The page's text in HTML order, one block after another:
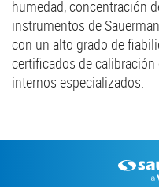
humedad, concentración
instrumentos de
con un alto grado de
certificados de
internos especializados.